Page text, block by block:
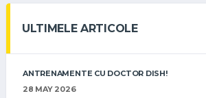
ULTIMELE ARTICOLE
ANTRENAMENTE CU DOCTOR DISH!
28 MAY 2026